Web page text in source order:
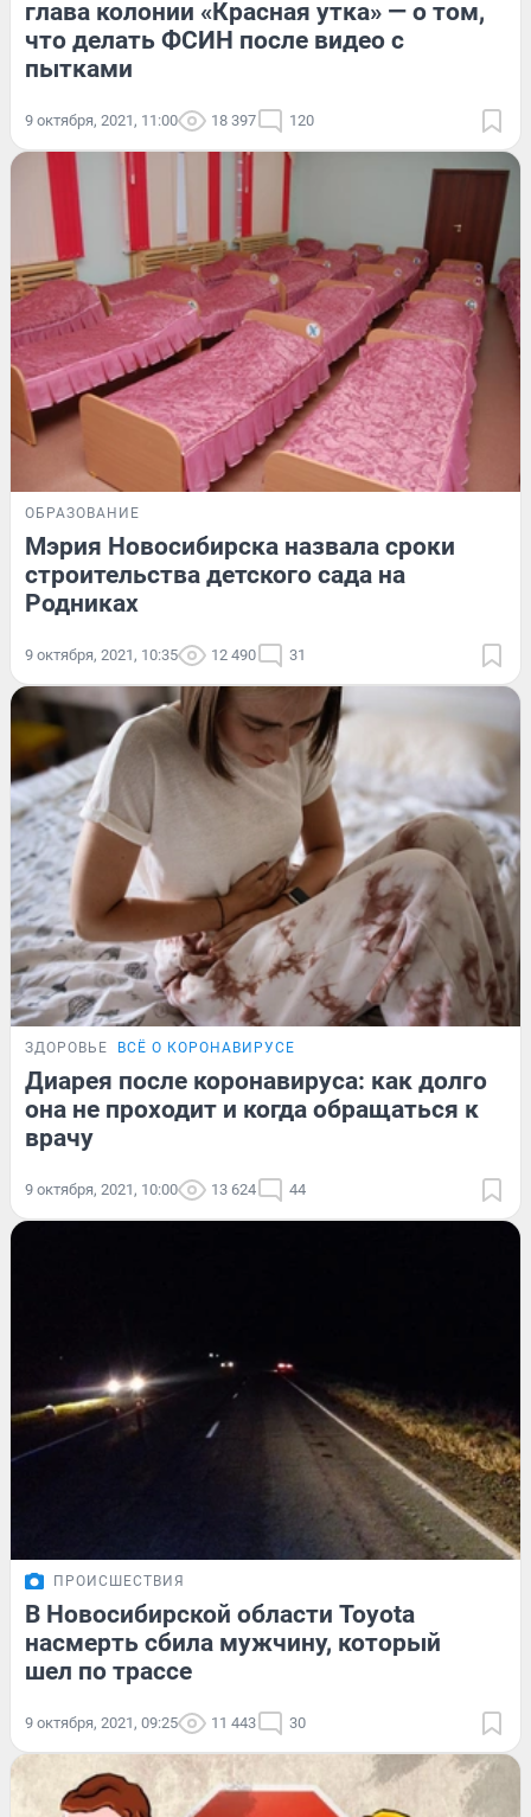
глава колонии «Красная утка» — о том,
что делать ФСИН после видео с
пытками
9 октября, 2021, 11:00 18 397 120
ОБРАЗОВАНИЕ
Мэрия Новосибирска назвала сроки
строительства детского сада на
Родниках
9 октября, 2021, 10:35 12 490 31
ЗДОРОВЬЕ ВСЁ О КОРОНАВИРУСЕ
Диарея после коронавируса: как долго
она не проходит и когда обращаться к
врачу
9 октября, 2021, 10:00 13 624 44
ПРОИСШЕСТВИЯ
В Новосибирской области Toyota
насмерть сбила мужчину, который
шел по трассе
9 октября, 2021, 09:25 11 443 30